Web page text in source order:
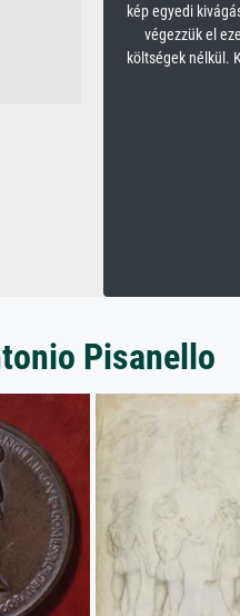
kép egyedi
végezzük el
költségek nélkül.
Pisanello